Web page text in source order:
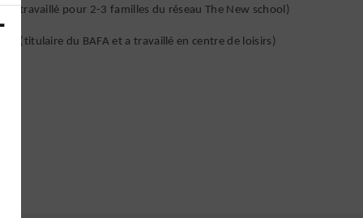
travaillé pour 2-3 familles du réseau The New school)
(titulaire du BAFA et a travaillé en centre de loisirs)